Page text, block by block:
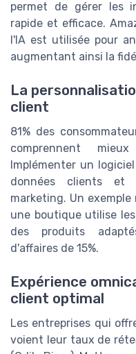
permet de gérer les
rapide et efficace.
l'IA est utilisée pour
augmentant ainsi la
La
client
81% des
comprennent
Implémenter un
données clients et
marketing. Un
une boutique utilise
des produits
d'affaires de 15%.
Expérience
client optimal
Les entreprises qui
voient leur taux de